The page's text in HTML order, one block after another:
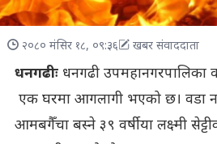
२०८० मंसिर १८, ०९:३६ खबर संवाददाता
धनगढीः धनगढी उपमहानगरपालिका
एक घरमा आगलागी भएको छ। वडा
आमबगैँचा बस्ने ३९ वर्षीया लक्ष्मी